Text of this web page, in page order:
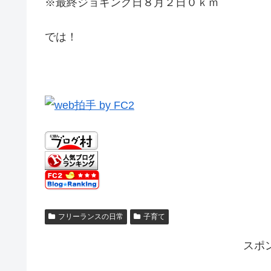
※最終ジョギング日８月２日０ｋｍ
では！
フリーランスの日常 子育て
スポ